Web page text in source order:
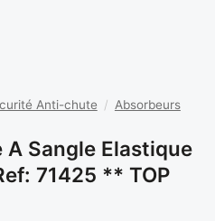
Anti-chute / Absorbeurs
Sangle Elastique
71425 ** TOP